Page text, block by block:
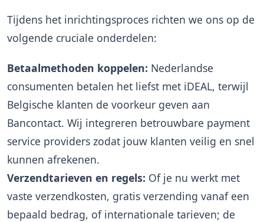
Tijdens het inrichtingsproces richten we ons op de
volgende cruciale onderdelen:
Betaalmethoden koppelen: Nederlandse
consumenten betalen het liefst met iDEAL, terwijl
Belgische klanten de voorkeur geven aan
Bancontact. Wij integreren betrouwbare payment
service providers zodat jouw klanten veilig en snel
kunnen afrekenen.
Verzendtarieven en regels: Of je nu werkt met
vaste verzendkosten, gratis verzending vanaf een
bepaald bedrag, of internationale tarieven; de